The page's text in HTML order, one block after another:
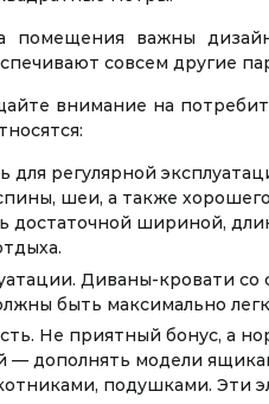
помещения важны
совсем другие
внимание на
для регулярной
шеи, а также
достаточной шириной,
Диваны-кровати
быть максимально
Не приятный бонус, а
— дополнять модели
подушками. Эти